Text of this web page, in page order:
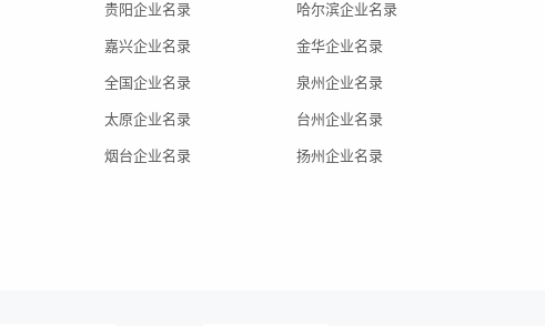
贵阳企业名录 哈尔滨企业名录
嘉兴企业名录 金华企业名录
全国企业名录 泉州企业名录
太原企业名录 台州企业名录
烟台企业名录 扬州企业名录